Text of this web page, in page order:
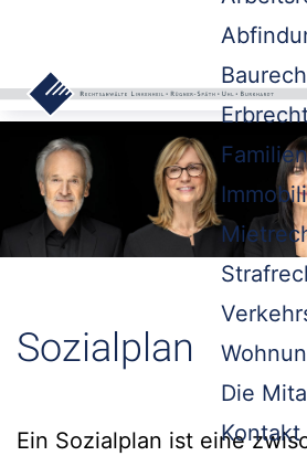
Die
Kontakt
Sozialplan
Ein Sozialplan ist eine